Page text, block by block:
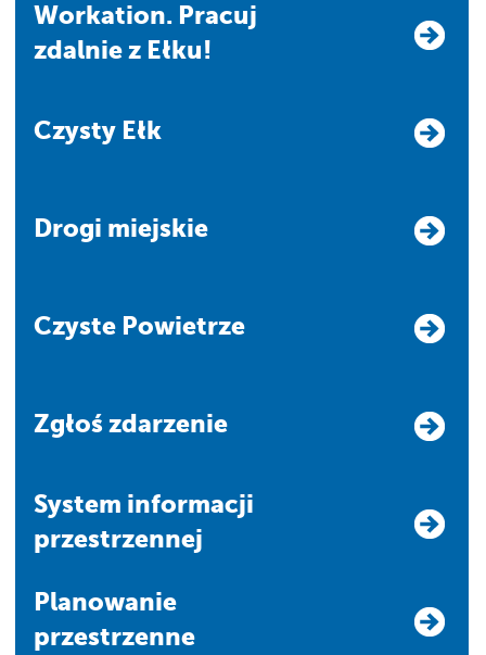
Workation. Pracuj
zdalnie z Ełku!
Czysty Ełk
Drogi miejskie
Czyste Powietrze
Zgłoś zdarzenie
system informacji
przestrzennej
Planowanie
przestrzenne